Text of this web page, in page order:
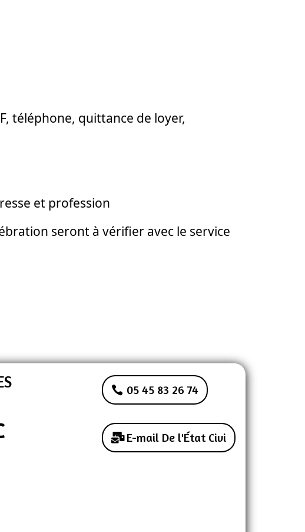
téléphone, quittance de loyer,
et profession
seront à vérifier avec le service
05 45 83 26 74
E-mail De l'État Civi